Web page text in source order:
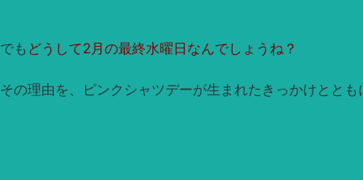
でも どうして2月の最終水曜日なんでしょうね？
その理由を、ピンクシャツデーが生まれたきっかけとと